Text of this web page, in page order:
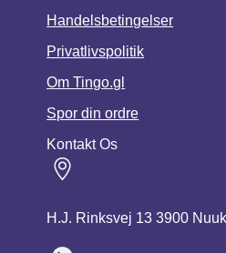
Handelsbetingelser
Privatlivspolitik
Om Tingo.gl
Spor din ordre
Kontakt Os
H.J. Rinksvej 13 3900